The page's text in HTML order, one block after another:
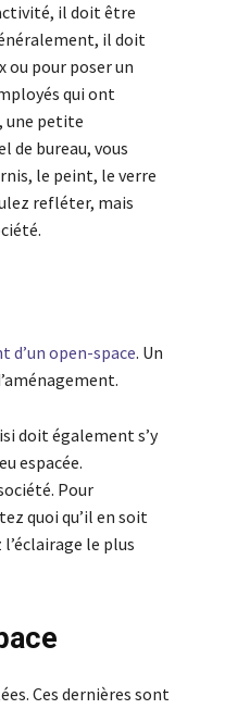
il doit être
il doit
ou pour poser un
qui ont
une petite
de bureau, vous
le peint, le verre
refléter, mais
d’un open-space. Un
doit également s’y
espacée.
Pour
quoi qu’il en soit
le plus
Ces dernières sont